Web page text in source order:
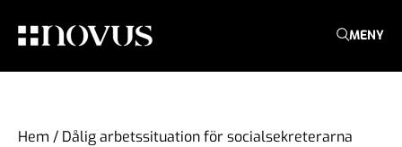
MENY
Hem / Dålig arbetssituation för socialsekreterarna